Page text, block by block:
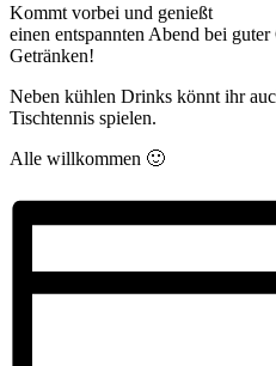
Kommt vorbei und genießt
einen entspannten Abend bei
Getränken!
Neben kühlen Drinks könnt ihr
Tischtennis spielen.
Alle willkommen 🙂